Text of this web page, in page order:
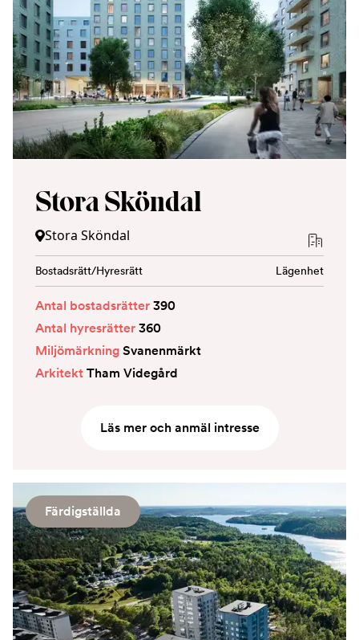
Stora Sköndal
Stora Sköndal
Bostadsrätt/Hyresrätt Lägenhet
Antal bostadsrätter390
Antal hyresrätter360
MiljömärkningSvanenmärkt
ArkitektTham Videgård
Läs mer och anmäl intresse
Färdigställda